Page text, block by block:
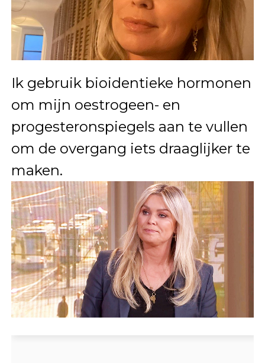
Ik gebruik bioidentieke hormonen
om mijn oestrogeen- en
progesteronspiegels aan te vullen
om de overgang iets draaglijker te
maken.